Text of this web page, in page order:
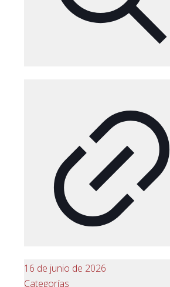
16 de junio de 2026
Categorías